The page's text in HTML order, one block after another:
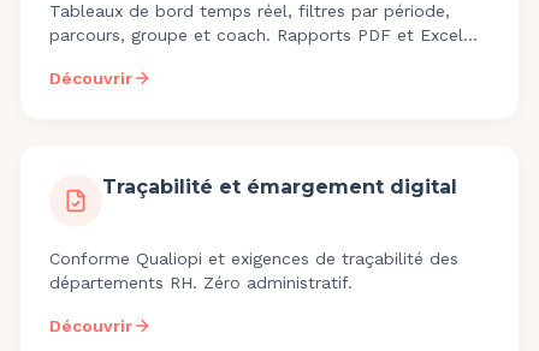
Tableaux de bord temps réel, filtres par période,
parcours, groupe et coach. Rapports PDF et Excel
d'ETI et de grandes entreprises.
Découvrir
Traçabilité et émargement digital
Conforme Qualiopi et exigences de traçabilité des
départements RH. Zéro administratif.
Découvrir